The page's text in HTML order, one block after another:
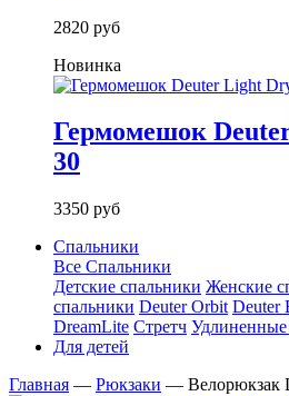
2820 руб
Новинка
Гермомешок
30
3350 руб
Спальники
Все Спальники
Детские спальники Женские
спальники Deuter Orbit Deuter
DreamLite Стретч Удлиненные
Для детей
Главная — Рюкзаки — Велорюкзак